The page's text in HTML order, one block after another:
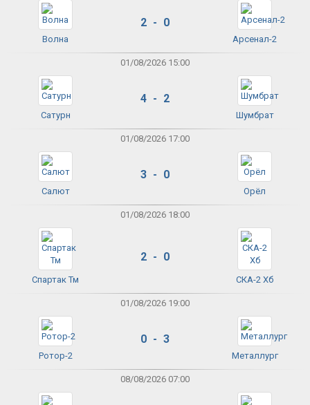
Волна
2 - 0
Арсенал-2
01/08/2026 15:00
Сатурн
4 - 2
Шумбрат
01/08/2026 17:00
Салют
3 - 0
Орёл
01/08/2026 18:00
Спартак Тм
2 - 0
СКА-2 Хб
01/08/2026 19:00
Ротор-2
0 - 3
Металлург
08/08/2026 07:00